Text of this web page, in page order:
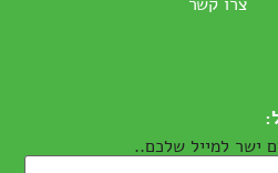
ישר למייל שלכם..